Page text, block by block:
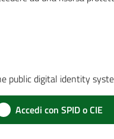
public digital identity
Accedi con SPID o CIE